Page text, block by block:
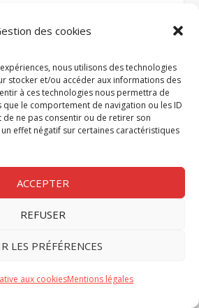
des cookies
nous utilisons des technologies
stocker et/ou accéder aux informations des
à ces technologies nous permettra de
le comportement de navigation ou les ID
de ne pas consentir ou de retirer son
effet négatif sur certaines caractéristiques
ACCEPTER
REFUSER
LES PRÉFÉRENCES
aux cookiesMentions légales
BLOGS DU MAG’